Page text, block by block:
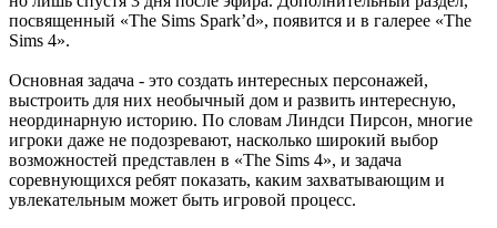
посвященный «The Sims Spark’d», появится и в галерее «The
Sims 4».
Основная задача - это создать интересных персонажей,
выстроить для них необычный дом и развить интересную,
неординарную историю. По словам Линдси Пирсон, многие
игроки даже не подозревают, насколько широкий выбор
возможностей представлен в «The Sims 4», и задача
соревнующихся ребят показать, каким захватывающим и
увлекательным может быть игровой процесс.